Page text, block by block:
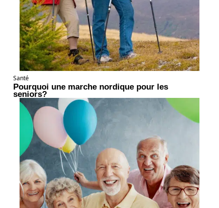
Santé
Pourquoi une marche nordique pour les
seniors?